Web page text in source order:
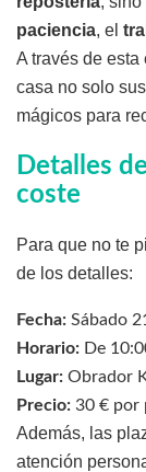
paciencia, el
A través de
casa no solo
mágicos para
Detalles
coste
Para que no te
de los detalles:
Fecha: Sábado
Horario: De
Lugar: Obrador
Precio: 30 € por
Además, las
atención